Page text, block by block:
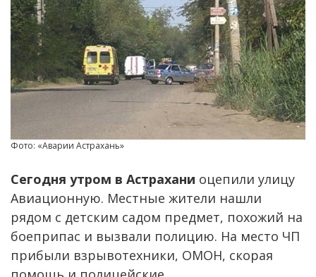
Фото: «Аварии Астрахань»
Сегодня утром в Астрахани оцепили улицу
Авиационную. Местные жители нашли
рядом с детским садом предмет, похожий на
боеприпас и вызвали полицию. На место ЧП
прибыли взрывотехники, ОМОН, скорая